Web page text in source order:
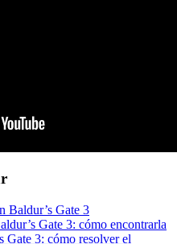
Baldur’s Gate 3
Gate 3: cómo encontrarla
Gate 3: cómo resolver el